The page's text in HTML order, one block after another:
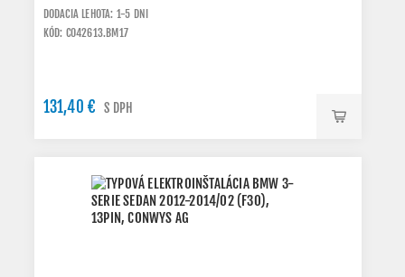
DODACIA LEHOTA: 1-5 DNI
KÓD: C042613.BM17
131,40 € S DPH